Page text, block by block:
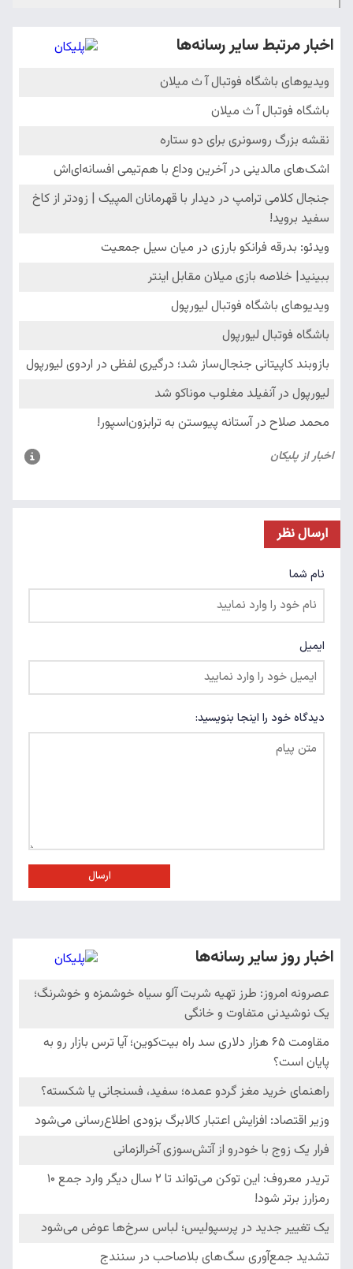
ارسال نظر
نام شما
ایمیل
دیدگاه خود را اینجا بنویسید:
ارسال